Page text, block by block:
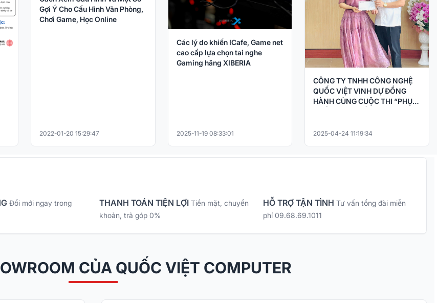
Gợi Ý Cho Cấu Hình Văn Phòng,
Chơi Game, Học Online
2022-01-20 15:29:47
Các lý do khiến ICafe, Game net
cao cấp lựa chọn tai nghe
Gaming hãng XIBERIA
2025-11-19 08:33:01
CÔNG TY TNHH CÔNG NGHỆ
QUỐC VIỆT VINH DỰ ĐỒNG
HÀNH CÙNG CUỘC THI “PHỤC
2025-04-24 11:19:34
Đổi mới ngay trong
THANH TOÁN TIỆN LỢI Tiền mặt, chuyển
khoản, trả góp 0%
HỖ TRỢ TẬN TÌNH Tư vấn tổng đài miễn
phí 09.68.69.1011
CỦA QUỐC VIỆT COMPUTER